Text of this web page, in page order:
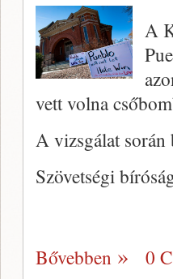
A
vett volna
A vizsgálat során
Szövetségi
Bővebben 0